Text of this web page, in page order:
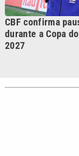
CBF confirma
durante a Copa
2027